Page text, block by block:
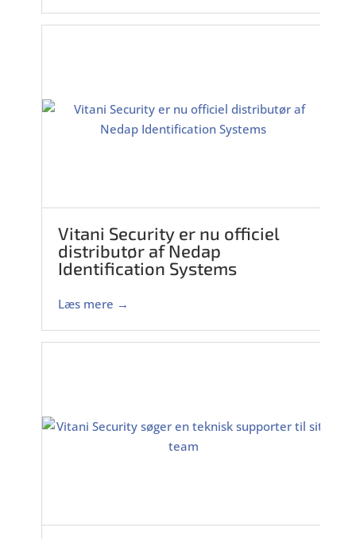
Vitani Security er nu officiel
distributør af Nedap
Identification Systems
Læs mere →